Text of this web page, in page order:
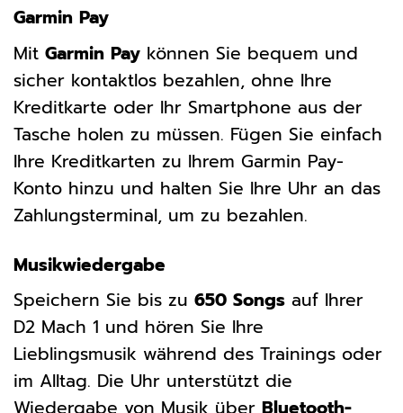
Garmin Pay
Mit Garmin Pay können Sie bequem und
sicher kontaktlos bezahlen, ohne Ihre
Kreditkarte oder Ihr Smartphone aus der
Tasche holen zu müssen. Fügen Sie einfach
Ihre Kreditkarten zu Ihrem Garmin Pay-
Konto hinzu und halten Sie Ihre Uhr an das
Zahlungsterminal, um zu bezahlen.
Musikwiedergabe
Speichern Sie bis zu 650 Songs auf Ihrer
D2 Mach 1 und hören Sie Ihre
Lieblingsmusik während des Trainings oder
im Alltag. Die Uhr unterstützt die